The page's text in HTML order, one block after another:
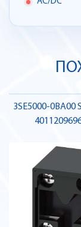
3SE5000-0BA00